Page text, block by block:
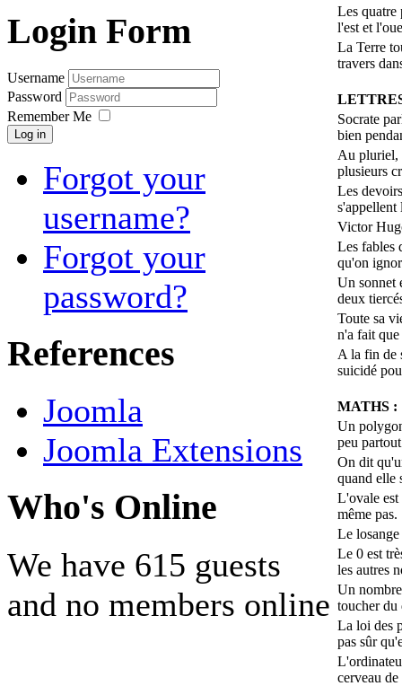
Login Form
Username
Password
Remember Me
Log in
Forgot your
username?
Forgot your
password?
References
Joomla
Joomla Extensions
Who's Online
We have 615 guests
and no members online
Les quatre
l'est et
La Terre
travers
Socrate
bien
Au pluriel,
plusieurs
Les
s'appellent
Victor
Les fables
qu'on
Un sonnet
deux
Toute sa
n'a fait que
A la fin de
suicidé
MATHS :
Un
peu
On dit
quand elle
L'ovale est
même pas.
Le
Le 0 est
les autres
Un
toucher du
La loi des
pas sûr
cerveau